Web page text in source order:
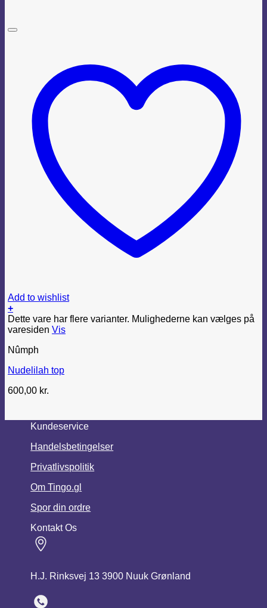
Add to wishlist
+
Dette vare har flere varianter. Mulighederne kan vælges på
varesiden Vis
Nûmph
Nudelilah top
600,00 kr.
Kundeservice
Handelsbetingelser
Privatlivspolitik
Om Tingo.gl
Spor din ordre
Kontakt Os
H.J. Rinksvej 13 3900 Nuuk Grønland